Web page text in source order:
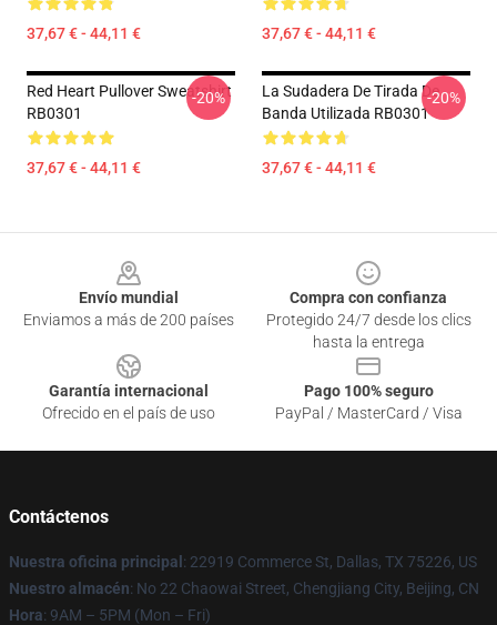
37,67 € - 44,11 € 37,67 € - 44,11 €
Red Heart Pullover Sweatshirt
RB0301
37,67 € - 44,11 €
-20%
La Sudadera De Tirada De
Banda Utilizada RB0301
37,67 € - 44,11 €
-20%
Envío mundial
Enviamos a más de 200 países
Compra con confianza
Protegido 24/7 desde los clics
hasta la entrega
Garantía internacional
Ofrecido en el país de uso
Pago 100% seguro
PayPal / MasterCard / Visa
Contáctenos
Nuestra oficina principal : 22919 Commerce St, Dallas, TX 75226, US
Nuestro almacén: No 22 Chaowai Street, Chengjiang City, Beijing, CN
Hora: 9AM – 5PM (Mon – Fri)